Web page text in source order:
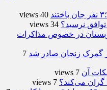
40 views
نرسید؟ 34 views
در خصوص مذاکرات
7
آن 7 views
گران می‌کند؟ 7 views